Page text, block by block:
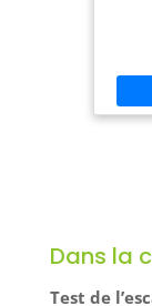
: Des
Idéal
Dans la
Test de